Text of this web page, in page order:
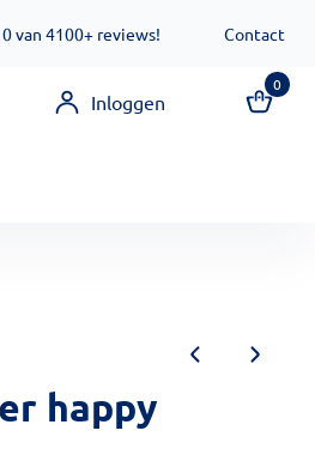
van 4100+ reviews! Contact
Inloggen
0
happy